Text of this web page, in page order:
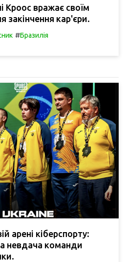
Кроос вражає своїм
закінчення кар'єри.
#Бразилія
арені кіберспорту:
невдача команди